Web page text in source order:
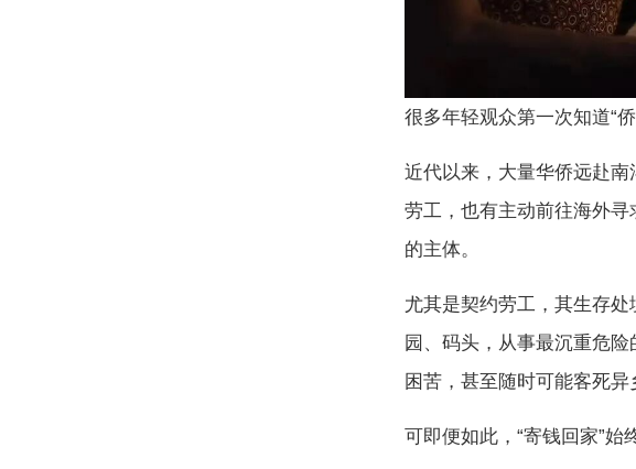
很多年轻观众第一次知道“侨
近代以来，大量华侨远赴
劳工，也有主动前往海外
的主体。
尤其是契约劳工，其生存
园、码头，从事最沉重危
困苦，甚至随时可能客死异
可即便如此，“寄钱回家”始